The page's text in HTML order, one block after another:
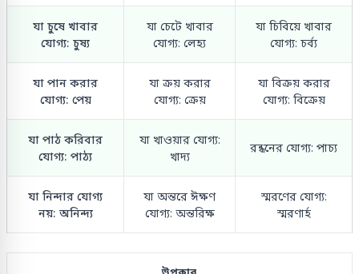
যা চুষে খাবার
যোগ্য: চুষ্য
যা চেটে খাবার
যোগ্য: লেহ্য
যা চিবিয়ে খাবার
যোগ্য: চর্ব্য
যা পান করার
যোগ্য: পেয়
যা ক্রয় করার
যোগ্য: ক্রেয়
যা বিক্রয় করার
যোগ্য: বিক্রেয়
যা পাঠ করিবার
যোগ্য: পাঠ্য
যা খাওয়ার যোগ্য:
খাদ্য
রন্ধনের যোগ্য: পাচ্য
যা নিন্দার যোগ্য
নয়: অনিন্দ্য
যা অন্তরে ঈক্ষণ
যোগ্য: অন্তরিক্ষ
স্মরণের যোগ্য:
স্মরণার্হ